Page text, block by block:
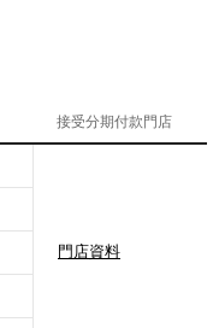
接受分期付款門店
門店資料